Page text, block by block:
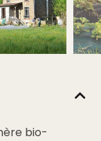
bio-